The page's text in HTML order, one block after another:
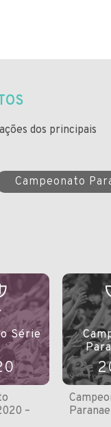
dos principais
Campeonato
Série
–